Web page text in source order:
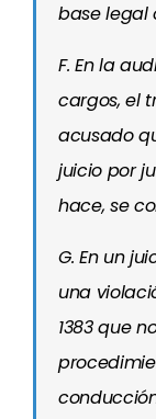
base legal
F. En la
cargos, el
acusado
juicio por
hace, se
G. En un
una
1383 que